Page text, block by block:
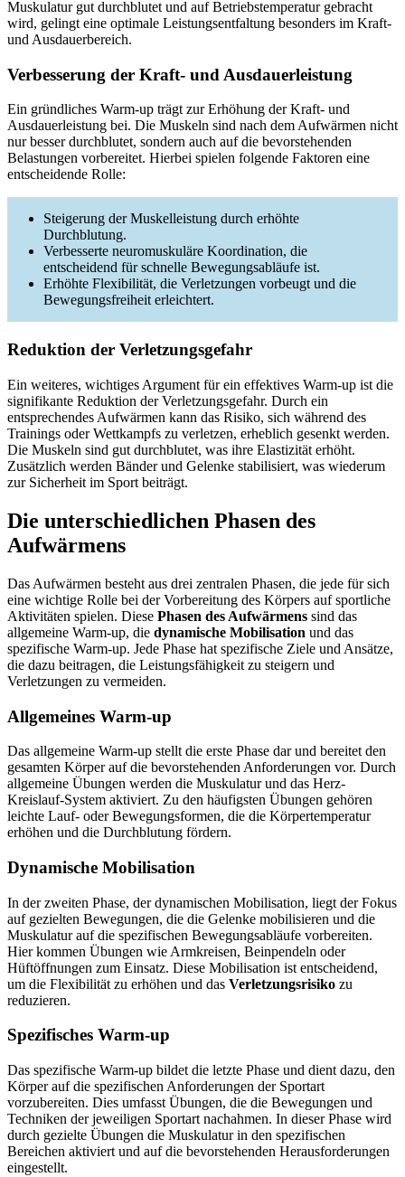
Muskulatur gut durchblutet und auf Betriebstemperatur gebracht
wird, gelingt eine optimale Leistungsentfaltung besonders im Kraft-
und Ausdauerbereich.
Verbesserung der Kraft- und Ausdauerleistung
Ein gründliches Warm-up trägt zur Erhöhung der Kraft- und
Ausdauerleistung bei. Die Muskeln sind nach dem Aufwärmen nicht
nur besser durchblutet, sondern auch auf die bevorstehenden
Belastungen vorbereitet. Hierbei spielen folgende Faktoren eine
entscheidende Rolle:
Steigerung der Muskelleistung durch erhöhte
Durchblutung.
Verbesserte neuromuskuläre Koordination, die
entscheidend für schnelle Bewegungsabläufe ist.
Erhöhte Flexibilität, die Verletzungen vorbeugt und die
Bewegungsfreiheit erleichtert.
Reduktion der Verletzungsgefahr
Ein weiteres, wichtiges Argument für ein effektives Warm-up ist die
signifikante Reduktion der Verletzungsgefahr. Durch ein
entsprechendes Aufwärmen kann das Risiko, sich während des
Trainings oder Wettkampfs zu verletzen, erheblich gesenkt werden.
Die Muskeln sind gut durchblutet, was ihre Elastizität erhöht.
Zusätzlich werden Bänder und Gelenke stabilisiert, was wiederum
zur Sicherheit im Sport beiträgt.
Die unterschiedlichen Phasen des
Aufwärmens
Das Aufwärmen besteht aus drei zentralen Phasen, die jede für sich
eine wichtige Rolle bei der Vorbereitung des Körpers auf sportliche
Aktivitäten spielen. Diese Phasen des Aufwärmens sind das
allgemeine Warm-up, die dynamische Mobilisation und das
spezifische Warm-up. Jede Phase hat spezifische Ziele und Ansätze,
die dazu beitragen, die Leistungsfähigkeit zu steigern und
Verletzungen zu vermeiden.
Allgemeines Warm-up
Das allgemeine Warm-up stellt die erste Phase dar und bereitet den
gesamten Körper auf die bevorstehenden Anforderungen vor. Durch
allgemeine Übungen werden die Muskulatur und das Herz-
Kreislauf-System aktiviert. Zu den häufigsten Übungen gehören
leichte Lauf- oder Bewegungsformen, die die Körpertemperatur
erhöhen und die Durchblutung fördern.
Dynamische Mobilisation
In der zweiten Phase, der dynamischen Mobilisation, liegt der Fokus
auf gezielten Bewegungen, die die Gelenke mobilisieren und die
Muskulatur auf die spezifischen Bewegungsabläufe vorbereiten.
Hier kommen Übungen wie Armkreisen, Beinpendeln oder
Hüftöffnungen zum Einsatz. Diese Mobilisation ist entscheidend,
um die Flexibilität zu erhöhen und das Verletzungsrisiko zu
reduzieren.
Spezifisches Warm-up
Das spezifische Warm-up bildet die letzte Phase und dient dazu, den
Körper auf die spezifischen Anforderungen der Sportart
vorzubereiten. Dies umfasst Übungen, die die Bewegungen und
Techniken der jeweiligen Sportart nachahmen. In dieser Phase wird
durch gezielte Übungen die Muskulatur in den spezifischen
Bereichen aktiviert und auf die bevorstehenden Herausforderungen
eingestellt.